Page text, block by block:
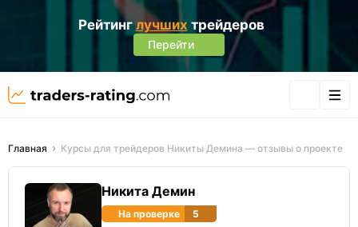
Рейтинглучших трейдеров
Перейти
Главная Курсы для трейдеров Никиты Демина — отзывы о проекте
Никита Демин
На проверке
5